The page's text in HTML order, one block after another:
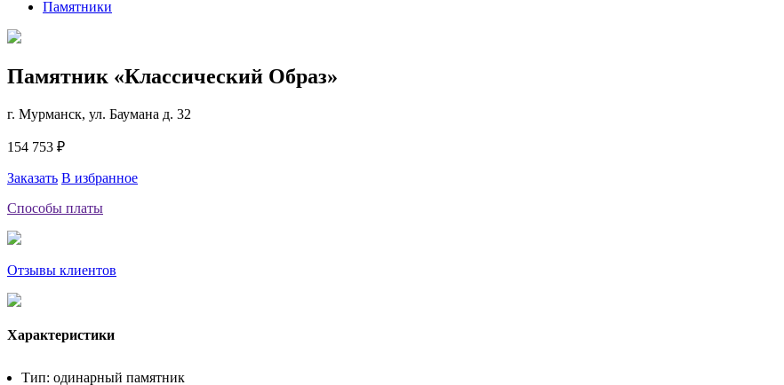
Памятники
Памятник «Классический Образ»
г. Мурманск, ул. Баумана д. 32
154 753 ₽
Заказать В избранное
Способы платы
Отзывы клиентов
Характеристики
Тип: одинарный памятник